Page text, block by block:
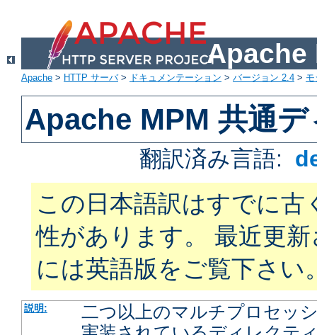
Apache
Apache > HTTP サーバ> ドキュメンテーション > バージョン 2.4 >
Apache MPM 共通
翻訳済み言語:
この日本語訳はすでに古
性があります。 最近更
には英語版をご覧下さい
説明:
二つ以上のマルチプロセッ